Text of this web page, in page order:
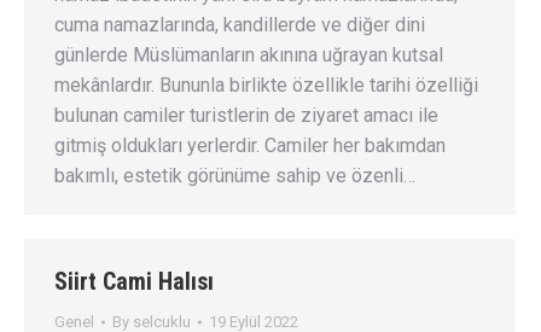
cuma namazlarında, kandillerde ve diğer dini
günlerde Müslümanların akınına uğrayan kutsal
mekânlardır. Bununla birlikte özellikle tarihi özelliği
bulunan camiler turistlerin de ziyaret amacı ile
gitmiş oldukları yerlerdir. Camiler her bakımdan
bakımlı, estetik görünüme sahip ve özenli…
Siirt Cami Halısı
Genel By selcuklu 19 Eylül 2022